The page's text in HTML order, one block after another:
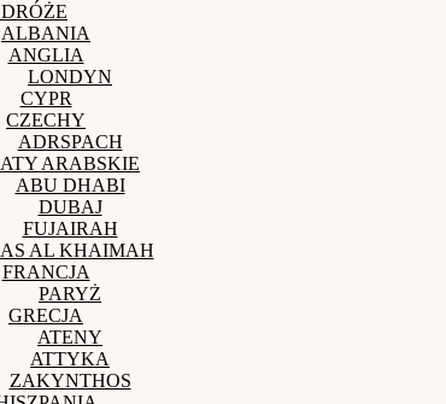
ALBANIA
ANGLIA
LONDYN
CYPR
CZECHY
ADRSPACH
ARABSKIE
ABU DHABI
DUBAJ
FUJAIRAH
AL KHAIMAH
FRANCJA
PARYŻ
GRECJA
ATENY
ATTYKA
ZAKYNTHOS